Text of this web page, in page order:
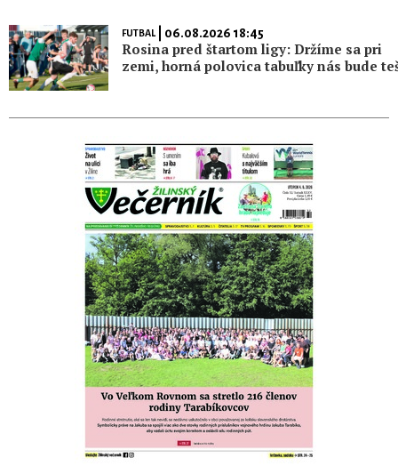
FUTBAL| 06.08.2026 18:45
Rosina pred štartom ligy: Držíme sa pri
zemi, horná polovica tabuľky nás bude